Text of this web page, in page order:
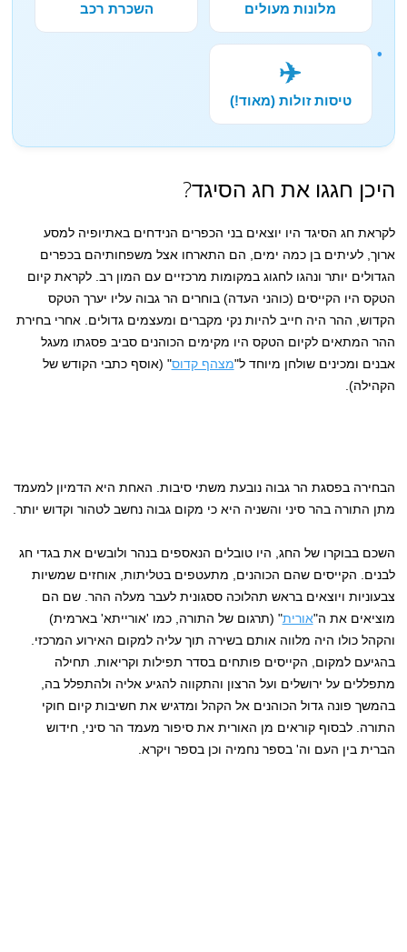
מלונות מעולים השכרת רכב
✈️
טיסות זולות (מאוד!)
היכן חגגו את חג הסיגד?
לקראת חג הסיגד היו יוצאים בני הכפרים הנידחים באתיופיה למסע
ארוך, לעיתים בן כמה ימים, הם התארחו אצל משפחותיהם בכפרים
הגדולים יותר ונהגו לחגוג במקומות מרכזיים עם המון רב. לקראת קיום
הטקס היו הקייסים (כוהני העדה) בוחרים הר גבוה עליו יערך הטקס
הקדוש, ההר היה חייב להיות נקי מקברים ומעצמים גדולים. אחרי בחירת
ההר המתאים לקיום הטקס היו מקימים הכוהנים סביב פסגתו מעגל
אבנים ומכינים שולחן מיוחד ל"מצהף קדוס" (אוסף כתבי הקודש של
הקהילה).
הבחירה בפסגת הר גבוה נובעת משתי סיבות. האחת היא הדמיון למעמד
מתן התורה בהר סיני והשניה היא כי מקום גבוה נחשב לטהור וקדוש יותר.
השכם בבוקרו של החג, היו טובלים הנאספים בנהר ולובשים את בגדי חג
לבנים. הקייסים שהם הכוהנים, מתעטפים בטליתות, אוחזים שמשיות
צבעוניות ויוצאים בראש תהלוכה ססגונית לעבר מעלה ההר. שם הם
מוציאים את ה"אורית" (תרגום של התורה, כמו 'אורייתא' בארמית)
והקהל כולו היה מלווה אותם בשירה תוך עליה למקום האירוע המרכזי.
בהגיעם למקום, הקייסים פותחים בסדר תפילות וקריאות. תחילה
מתפללים על ירושלים ועל הרצון והתקווה להגיע אליה ולהתפלל בה,
בהמשך פונה גדול הכוהנים אל הקהל ומדגיש את חשיבות קיום חוקי
התורה. לבסוף קוראים מן האורית את סיפור מעמד הר סיני, חידוש
הברית בין העם וה' בספר נחמיה וכן בספר ויקרא.